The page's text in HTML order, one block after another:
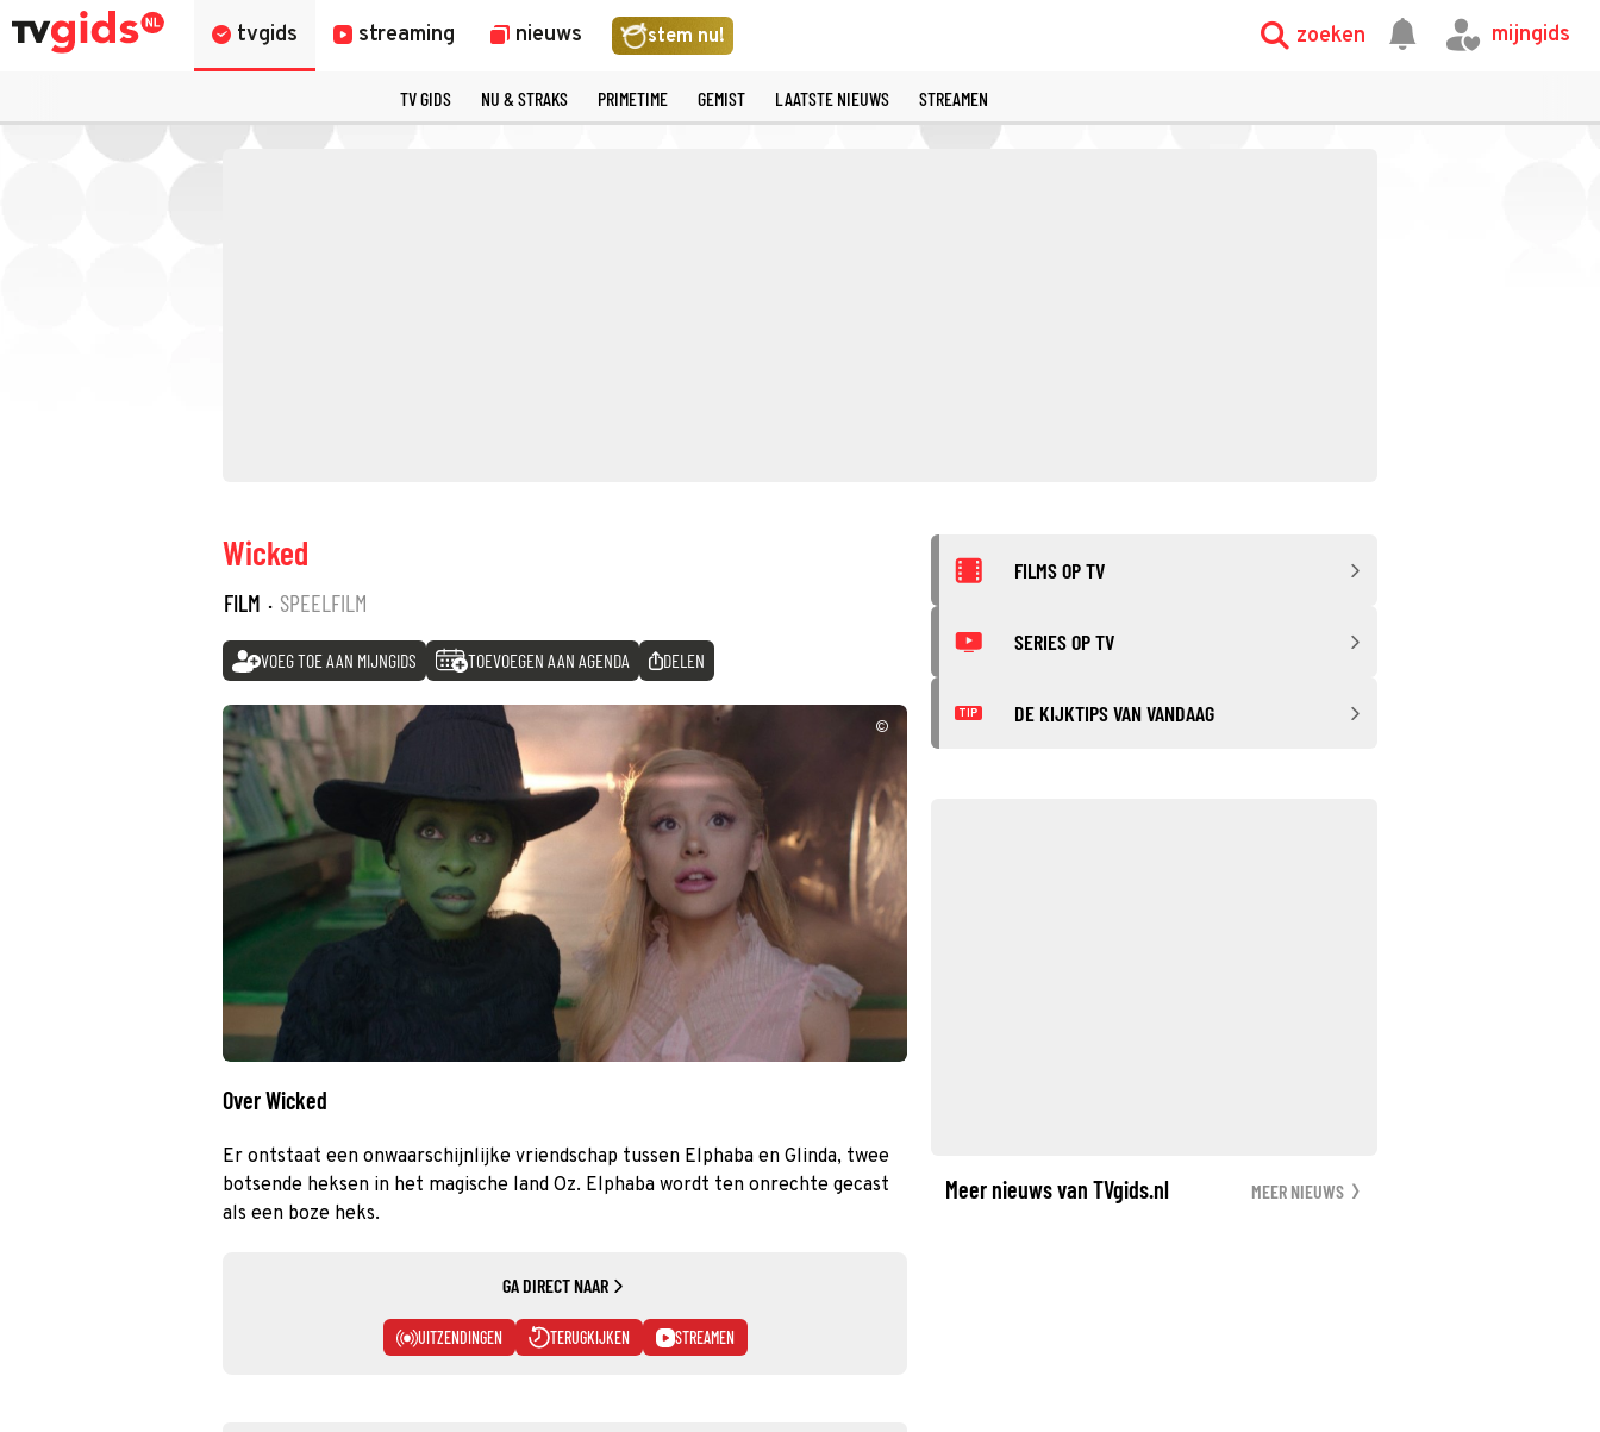
tvgids streaming nieuws stem nu! zoeken mijngids
TV GIDS NU & STRAKS PRIMETIME GEMIST LAATSTE NIEUWS STREAMEN
Wicked
FILM · SPEELFILM
VOEG TOE AAN MIJNGIDS TOEVOEGEN AAN AGENDA DELEN
©
Over Wicked
Er ontstaat een onwaarschijnlijke vriendschap tussen Elphaba en Glinda, twee
botsende heksen in het magische land Oz. Elphaba wordt ten onrechte gecast
als een boze heks.
GA DIRECT NAAR
UITZENDINGEN TERUGKIJKEN STREAMEN
FILMS OP TV
SERIES OP TV
TIP DE KIJKTIPS VAN VANDAAG
Meer nieuws van TVgids.nl MEER NIEUWS